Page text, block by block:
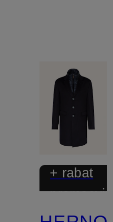
+ rabat
promocyjny